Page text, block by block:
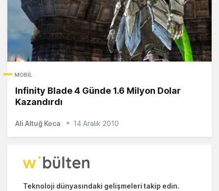
MOBIL
Infinity Blade 4 Günde 1.6 Milyon Dolar
Kazandırdı
Ali Altuğ Koca 14 Aralık 2010
Teknoloji dünyasındaki gelişmeleri takip edin.